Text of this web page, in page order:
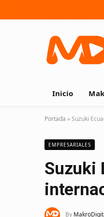
Inicio
Portada »Suzuki
EMPRESARIALES
Suzuki
By